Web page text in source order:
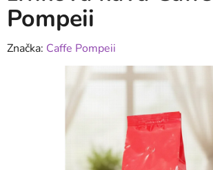
Pompeii
Značka: Caffe Pompeii